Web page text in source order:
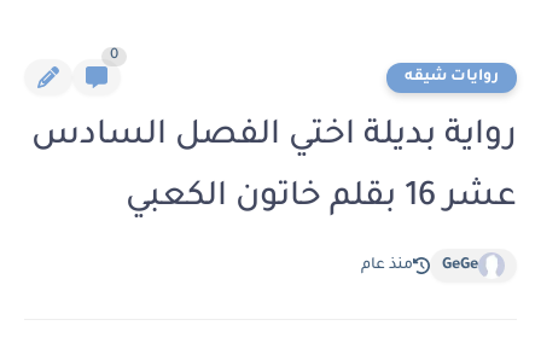
روايات شيقه
0
رواية بديلة اختي الفصل السادس
عشر 16 بقلم خاتون الكعبي
GeGe منذ عام